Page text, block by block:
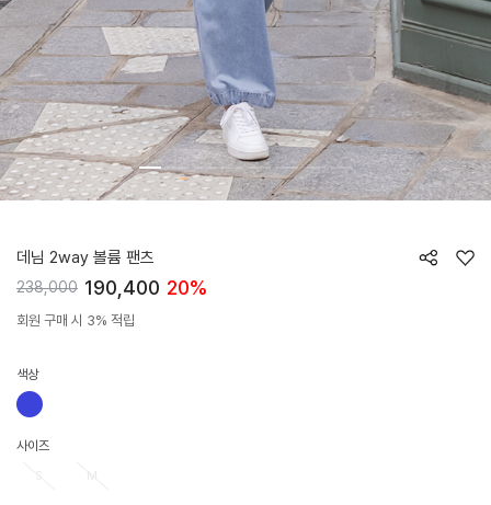
데님 2way 볼륨 팬츠
238,000 190,400 20%
회원 구매 시 3% 적립
색상
사이즈